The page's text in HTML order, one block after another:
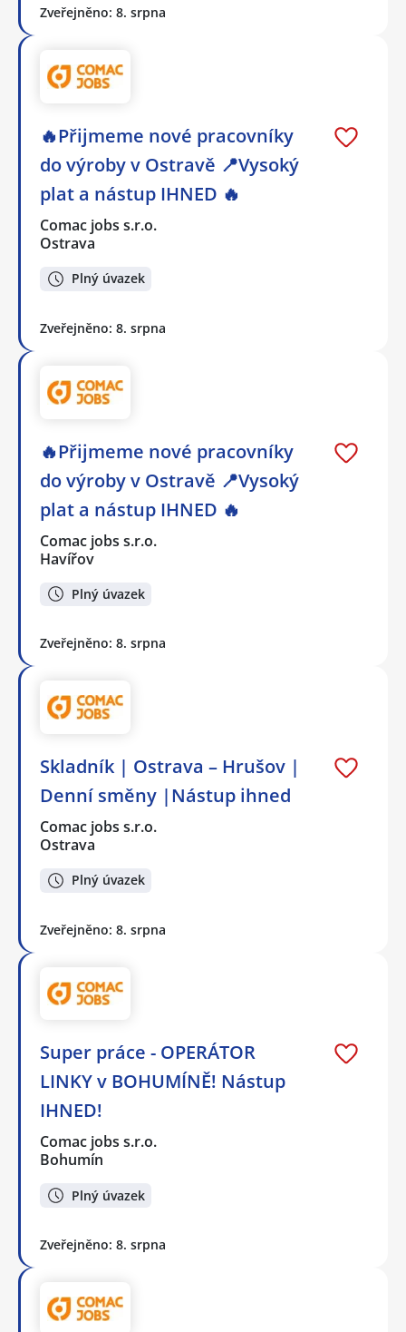
Zveřejněno: 8. srpna
🔥Přijmeme nové pracovníky
do výroby v Ostravě 📍Vysoký
plat a nástup IHNED 🔥
Comac jobs s.r.o.
Ostrava
Plný úvazek
Zveřejněno: 8. srpna
🔥Přijmeme nové pracovníky
do výroby v Ostravě 📍Vysoký
plat a nástup IHNED 🔥
Comac jobs s.r.o.
Havířov
Plný úvazek
Zveřejněno: 8. srpna
Skladník | Ostrava – Hrušov |
Denní směny |Nástup ihned
Comac jobs s.r.o.
Ostrava
Plný úvazek
Zveřejněno: 8. srpna
Super práce - OPERÁTOR
LINKY v BOHUMÍNĚ! Nástup
IHNED!
Comac jobs s.r.o.
Bohumín
Plný úvazek
Zveřejněno: 8. srpna